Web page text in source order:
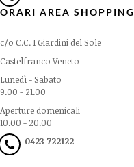
ORARI AREA SHOPPING
c/o C.C. I Giardini del Sole
Castelfranco Veneto
Lunedì - Sabato
9.00 - 21.00
Aperture domenicali
10.00 - 20.00
0423 722122